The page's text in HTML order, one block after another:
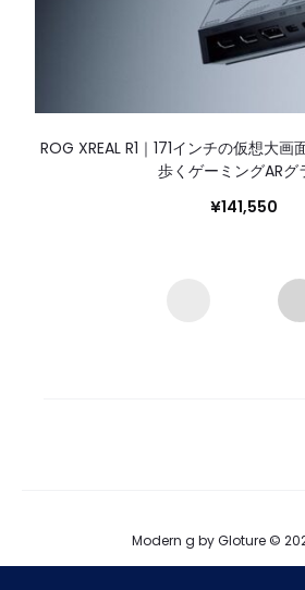
ROG XREAL R1｜171インチの仮想大
歩くゲーミングARグ
¥141,550
Modern g by Gloture ©